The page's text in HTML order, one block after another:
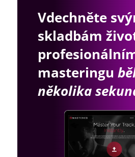
Vdechněte
skladbám
masteringu
několika